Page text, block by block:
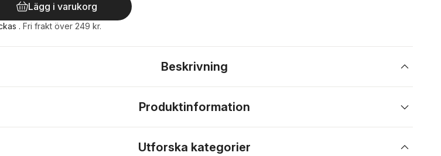
Lägg i varukorg
. Fri frakt över 249 kr.
Beskrivning
Produktinformation
Utforska kategorier